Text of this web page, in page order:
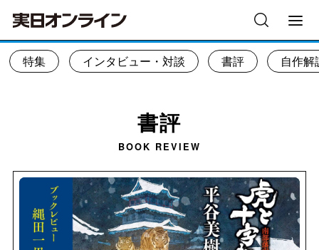
特集 インタビュー・対談 書評 自作解
書評
BOOK REVIEW